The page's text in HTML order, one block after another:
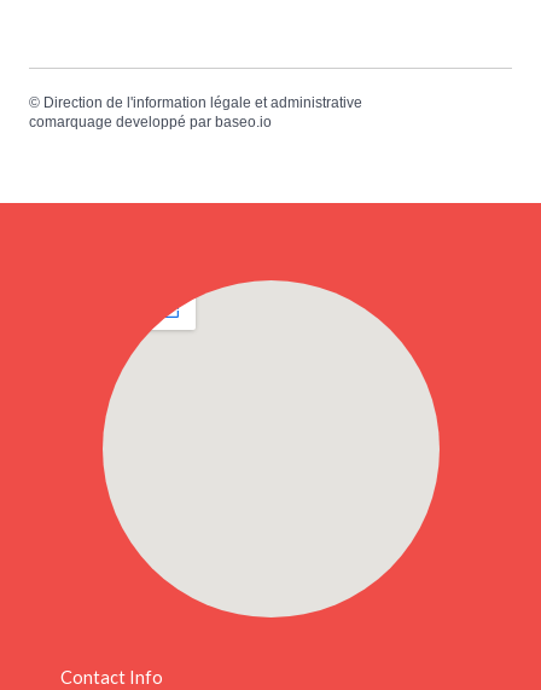
© Direction de l'information légale et administrative
comarquage developpé par baseo.io
Contact Info